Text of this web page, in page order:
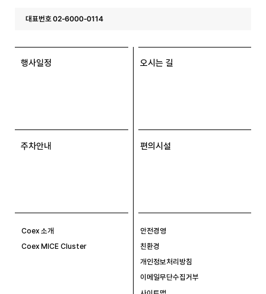
대표번호 02-6000-0114
행사일정 오시는 길
주차안내 편의시설
Coex 소개
Coex MICE Cluster
안전경영
친환경
개인정보처리방침
이메일무단수집거부